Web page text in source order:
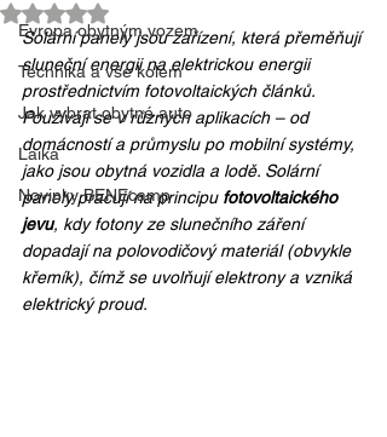
Evropa obytným vozem
Technika a vše kolem
Jak vybrat obytné auto
Laika
Novinky BENEcamp
Hodnoceno NaN z 5 hvězdiček.
Solární panely jsou zařízení, která přeměňují
sluneční energii na elektrickou energii
prostřednictvím fotovoltaických článků.
Používají se v různých aplikacích – od
domácností a průmyslu po mobilní systémy,
jako jsou obytná vozidla a lodě. Solární
panely pracují na principu fotovoltaického
jevu, kdy fotony ze slunečního záření
dopadají na polovodičový materiál (obvykle
křemík), čímž se uvolňují elektrony a vzniká
elektrický proud.